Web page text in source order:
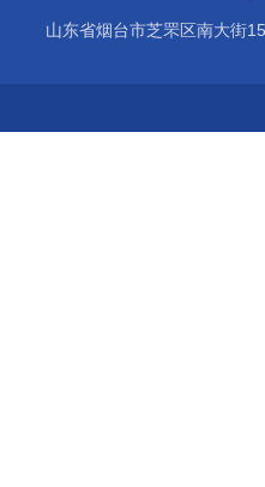
山东省烟台市芝罘区南大街